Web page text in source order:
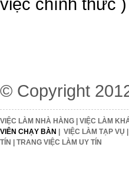
© Copyright
VIỆC LÀM NHÀ HÀNG | VIỆC LÀM
VIÊN CHẠY BÀN | VIỆC LÀM TẠP VỤ |
TÍN | TRANG VIỆC LÀM UY TÍN